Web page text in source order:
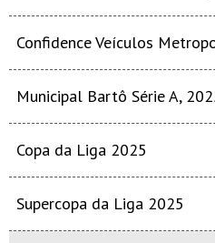
Confidence Veículos
Municipal Bartô Série A,
Copa da Liga 2025
Supercopa da Liga 2025